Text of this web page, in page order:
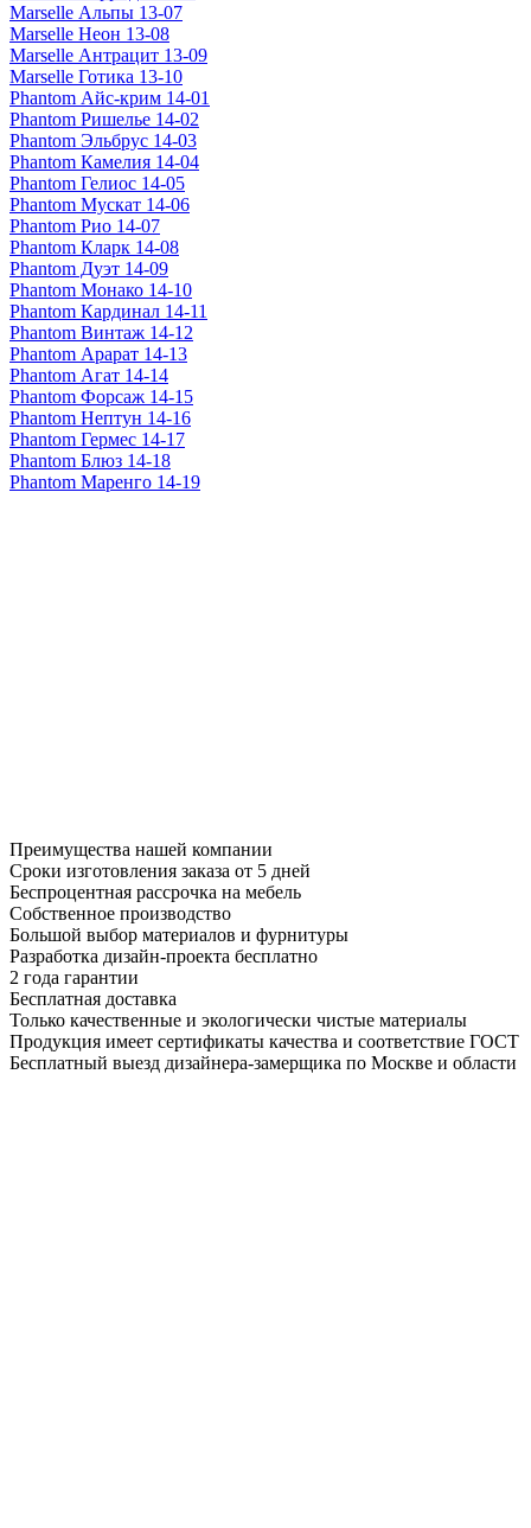
Marselle Альпы 13-07
Marselle Неон 13-08
Marselle Антрацит 13-09
Marselle Готика 13-10
Phantom Айс-крим 14-01
Phantom Ришелье 14-02
Phantom Эльбрус 14-03
Phantom Камелия 14-04
Phantom Гелиос 14-05
Phantom Мускат 14-06
Phantom Рио 14-07
Phantom Кларк 14-08
Phantom Дуэт 14-09
Phantom Монако 14-10
Phantom Кардинал 14-11
Phantom Винтаж 14-12
Phantom Арарат 14-13
Phantom Агат 14-14
Phantom Форсаж 14-15
Phantom Нептун 14-16
Phantom Гермес 14-17
Phantom Блюз 14-18
Phantom Маренго 14-19
Преимущества нашей компании
Сроки изготовления заказа от 5 дней
Беспроцентная рассрочка на мебель
Собственное производство
Большой выбор материалов и фурнитуры
Разработка дизайн-проекта бесплатно
2 года гарантии
Бесплатная доставка
Только качественные и экологически чистые материалы
Продукция имеет сертификаты качества и соответствие ГОСТ
Бесплатный выезд дизайнера-замерщика по Москве и области